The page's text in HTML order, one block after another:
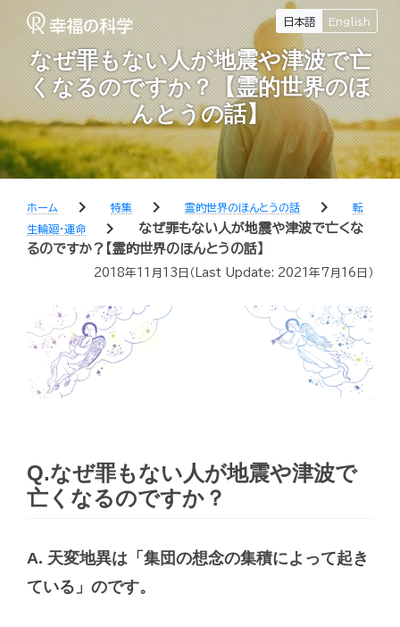
日本語 English
なぜ罪もない人が地震や津波で亡
くなるのですか？【霊的世界のほ
んとうの話】
ホーム chevron_right 特集 chevron_right 霊的世界のほんとうの話 chevron_right
転
生輪廻・運命
chevron_right
なぜ罪もない人が地震や津波で亡くな
るのですか？【霊的世界のほんとうの話】
2018年11月13日 （Last Update: 2021年7月16日 ）
Q.なぜ罪もない人が地震や津波で
亡くなるのですか？
A. 天変地異は「集団の想念の集積によって起き
ている」のです。